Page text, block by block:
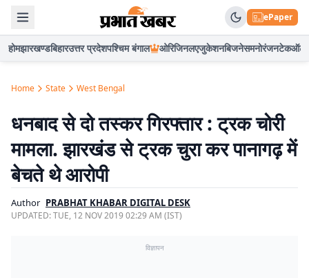
ePaper
होमझारखण्डबिहारउत्तर प्रदेशपश्चिम बंगाल ओरिजिनलएजुकेशनबिजनेसमनोरंजनटेकऑटो
Home State West Bengal
धनबाद से दो तस्कर गिरफ्तार : ट्रक चोरी
मामला. झारखंड से ट्रक चुरा कर पानागढ़ में
बेचते थे आरोपी
Author PRABHAT KHABAR DIGITAL DESK
UPDATED:TUE, 12 NOV 2019 02:29 AM (IST)
विज्ञापन